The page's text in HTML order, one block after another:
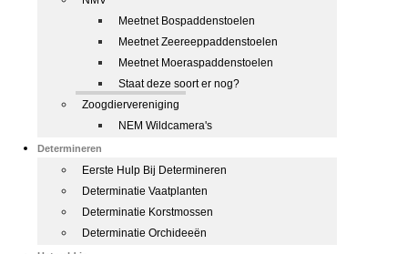
Meetnet Bospaddenstoelen
Meetnet Zeereeppaddenstoelen
Meetnet Moeraspaddenstoelen
Staat deze soort er nog?
Zoogdiervereniging
NEM Wildcamera's
Determineren
Eerste Hulp Bij Determineren
Determinatie Vaatplanten
Determinatie Korstmossen
Determinatie Orchideeën